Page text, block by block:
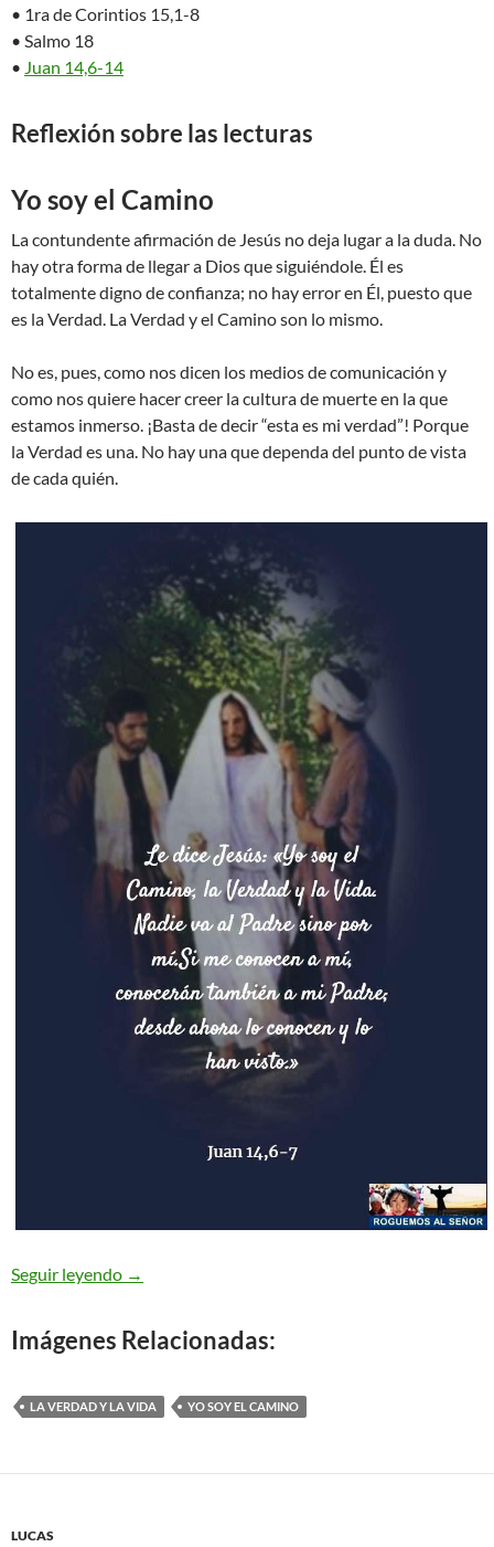
• 1ra de Corintios 15,1-8
• Salmo 18
• Juan 14,6-14
Reflexión sobre las lecturas
Yo soy el Camino
La contundente afirmación de Jesús no deja lugar a la duda. No
hay otra forma de llegar a Dios que siguiéndole. Él es
totalmente digno de confianza; no hay error en Él, puesto que
es la Verdad. La Verdad y el Camino son lo mismo.
No es, pues, como nos dicen los medios de comunicación y
como nos quiere hacer creer la cultura de muerte en la que
estamos inmerso. ¡Basta de decir “esta es mi verdad”! Porque
la Verdad es una. No hay una que dependa del punto de vista
de cada quién.
Seguir leyendo Juan 14,6-14 – Yo soy el camino, la verdad y la
→
Imágenes Relacionadas:
LA VERDAD Y LA VIDA YO SOY EL CAMINO
LUCAS